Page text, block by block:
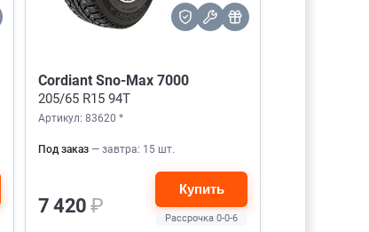
Cordiant Sno-Max 7000
205/65 R15 94T
Артикул: 83620 *
Под заказ — завтра: 15 шт.
7 420₽
Купить
Рассрочка 0-0-6